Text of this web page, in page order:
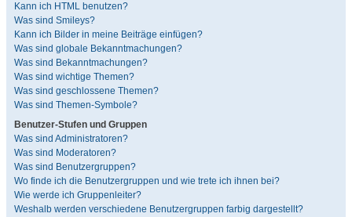
Kann ich HTML benutzen?
Was sind Smileys?
Kann ich Bilder in meine Beiträge einfügen?
Was sind globale Bekanntmachungen?
Was sind Bekanntmachungen?
Was sind wichtige Themen?
Was sind geschlossene Themen?
Was sind Themen-Symbole?
Benutzer-Stufen und Gruppen
Was sind Administratoren?
Was sind Moderatoren?
Was sind Benutzergruppen?
Wo finde ich die Benutzergruppen und wie trete ich ihnen bei?
Wie werde ich Gruppenleiter?
Weshalb werden verschiedene Benutzergruppen farbig dargestellt?